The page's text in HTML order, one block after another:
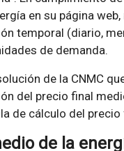
en su página
temporal (diario,
de demanda.
de la CNMC
del precio final
de cálculo del
de la